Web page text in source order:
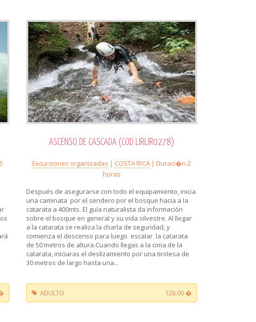
ASCENSO DE CASCADA (COD LIRLIR0278)
Excursiones organizadas | COSTA RICA | Duraci�n 2
horas
Después de asegurarse con todo el equipamiento, inicia
una caminata por el sendero por el bosque hacia a la
catarata a 400mts. El guía naturalista da información
sobre el bosque en general y su vida silvestre. Al llegar
a la catarata se realiza la charla de seguridad, y
comienza el descenso para luego escalar la catarata
de 50 metros de altura.Cuando llegas a la cima de la
catarata, iniciaras el deslizamiento por una tirolesa de
30 metros de largo hasta una...
ADULTO 126.00 �